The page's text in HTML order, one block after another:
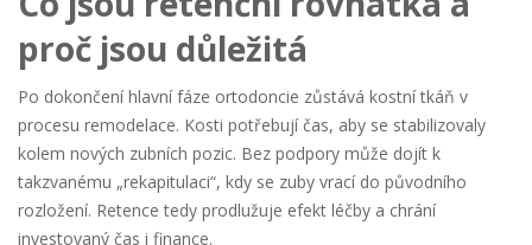
proč jsou důležitá
Po dokončení hlavní fáze ortodoncie zůstává kostní tkáň v
procesu remodelace. Kosti potřebují čas, aby se stabilizovaly
kolem nových zubních pozic. Bez podpory může dojít k
takzvanému „rekapitulaci“, kdy se zuby vrací do původního
rozložení. Retence tedy prodlužuje efekt léčby a chrání
investovaný čas i finance.